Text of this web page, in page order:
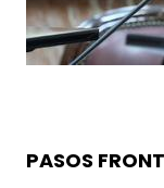
PASOS